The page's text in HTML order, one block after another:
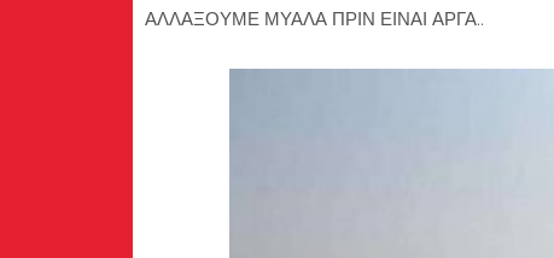
ΑΛΛΑΞΟΥΜΕ ΜΥΑΛΑ ΠΡΙΝ ΕΙΝΑΙ ΑΡΓΑ..